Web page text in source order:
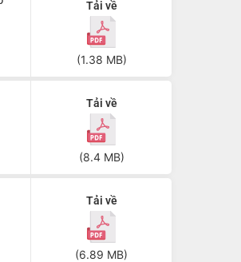
Tải về
(1.38 MB)
Tải về
(8.4 MB)
Tải về
(6.89 MB)